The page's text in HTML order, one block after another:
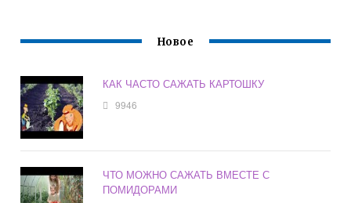
Новое
КАК ЧАСТО САЖАТЬ КАРТОШКУ
9946
ЧТО МОЖНО САЖАТЬ ВМЕСТЕ С
ПОМИДОРАМИ